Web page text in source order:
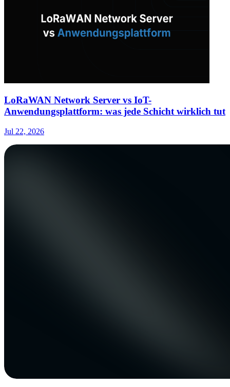
LoRaWAN Network Server vs IoT-
Anwendungsplattform: was jede Schicht wirklich tut
Jul 22, 2026